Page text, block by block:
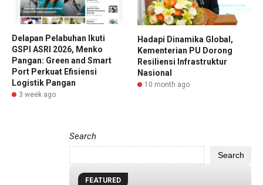
Delapan Pelabuhan Ikuti
GSPI ASRI 2026, Menko
Pangan: Green and Smart
Port Perkuat Efisiensi
Logistik Pangan
3 week ago
Hadapi Dinamika Global,
Kementerian PU Dorong
Resiliensi Infrastruktur
Nasional
10 month ago
Search
Search
FEATURED